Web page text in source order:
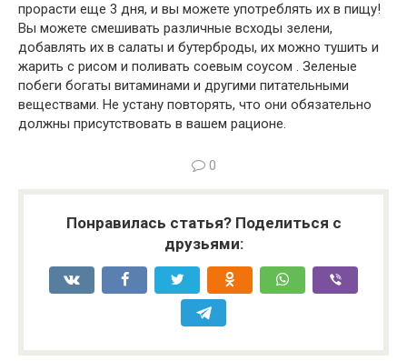
прорасти еще 3 дня, и вы можете употреблять их в пищу!
Вы можете смешивать различные всходы зелени,
добавлять их в салаты и бутерброды, их можно тушить и
жа­рить с рисом и поливать соевым соусом . Зеленые
побеги богаты вита­минами и другими питательными
веществами. Не устану повторять, что они обязательно
должны присутствовать в вашем рационе.
0
Понравилась статья? Поделиться с
друзьями: